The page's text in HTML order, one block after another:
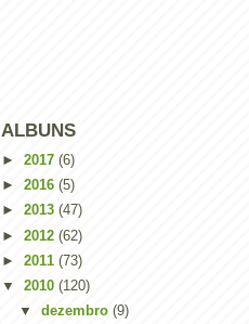
ALBUNS
► 2017 (6)
► 2016 (5)
► 2013 (47)
► 2012 (62)
► 2011 (73)
▼ 2010 (120)
▼ dezembro (9)